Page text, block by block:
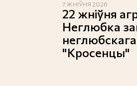
7 ЖНІЎНЯ 2026
22 жніўня
Неглюбка
"Кросенцы"